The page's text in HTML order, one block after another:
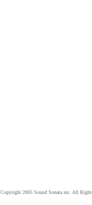
Copyright 2005 Sound Sonata inc. All